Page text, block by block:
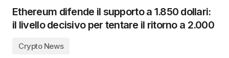
Ethereum difende il supporto a 1.850 dollari:
il livello decisivo per tentare il ritorno a 2.000
Crypto News